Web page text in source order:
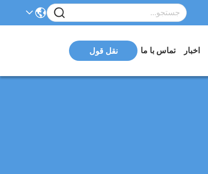
اخبار تماس با ما نقل قول